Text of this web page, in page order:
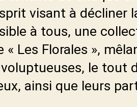
visant à décliner
à tous, une
Les Florales »,
le tout
ainsi que leurs